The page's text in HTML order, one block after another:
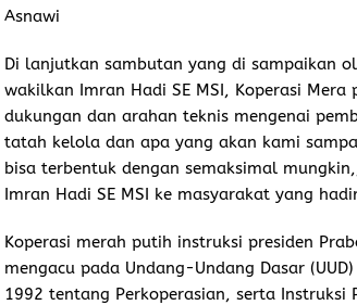
Asnawi
Di lanjutkan sambutan yang di sampaikan
wakilkan Imran Hadi SE MSI, Koperasi
dukungan dan arahan teknis mengenai
tatah kelola dan apa yang akan kami
bisa terbentuk dengan semaksimal
Imran Hadi SE MSI ke masyarakat yang
Koperasi merah putih instruksi presiden
mengacu pada Undang-Undang Dasar
1992 tentang Perkoperasian, serta Instruksi